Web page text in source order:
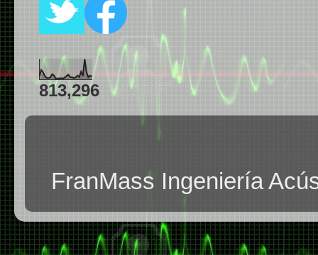
813,296
FranMass Ingeniería